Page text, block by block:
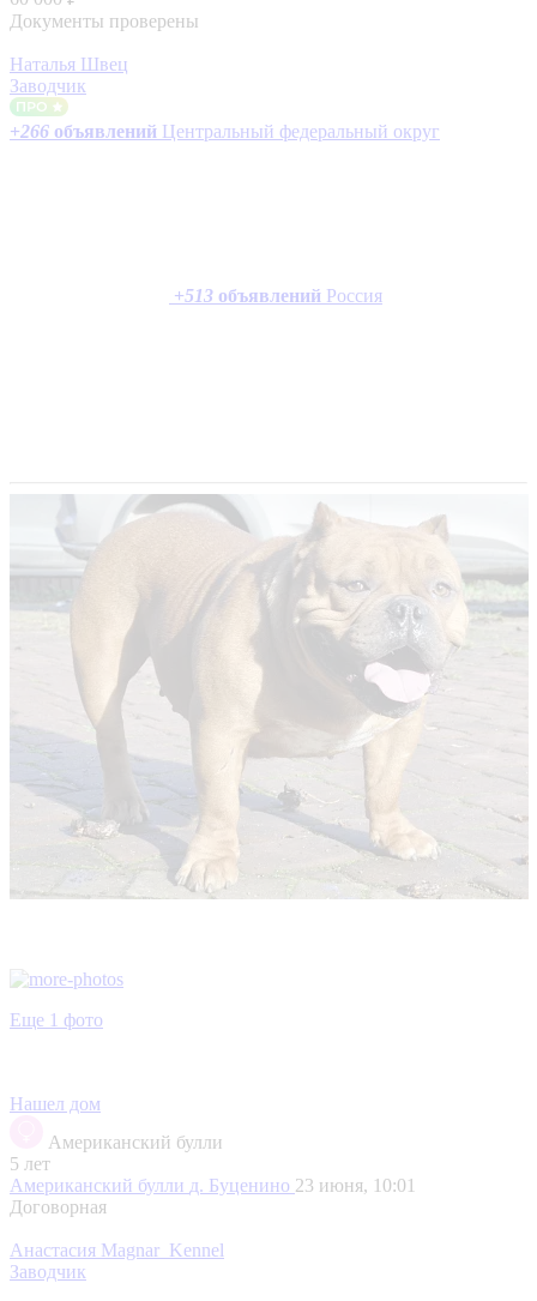
Документы проверены
Наталья Швец
Заводчик
+266 объявлений Центральный федеральный округ
+513 объявлений Россия
Еще 1 фото
Нашел дом
Американский булли
5 лет
Американский булли д. Буценино 23 июня, 10:01
Договорная
Анастасия Magnar_Kennel
Заводчик